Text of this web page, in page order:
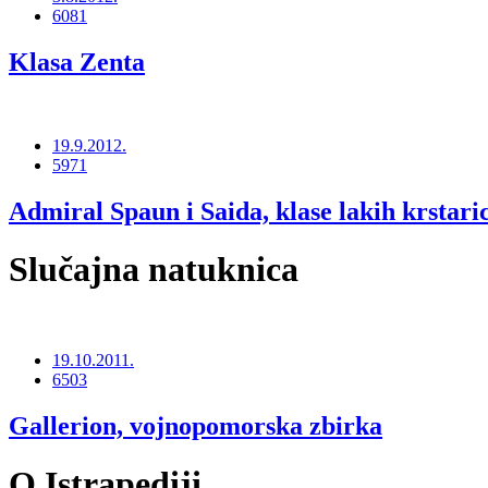
6081
Klasa Zenta
19.9.2012.
5971
Admiral Spaun i Saida, klase lakih
Slučajna natuknica
19.10.2011.
6503
Gallerion, vojnopomorska zbirka